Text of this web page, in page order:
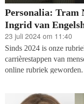
Personalia: Tram
Ingrid van
23 juli 2024 om 11:40
Sinds 2024 is onze
carrièrestappen van
online rubriek
Engelshoven (Goede